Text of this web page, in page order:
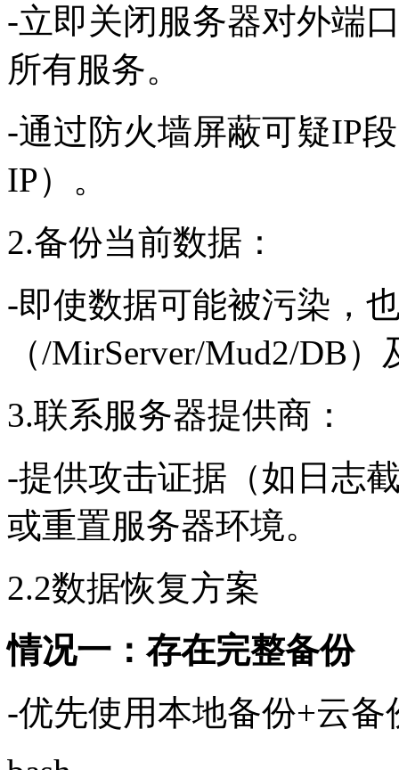
-立即关闭服务器对外端
所有服务。
-通过防火墙屏蔽可疑IP
IP）。
2.备份当前数据：
-即使数据可能被污染，
（/MirServer/Mud2/DB
3.联系服务器提供商：
-提供攻击证据（如日志
或重置服务器环境。
2.2数据恢复方案
情况一：存在完整备份
-优先使用本地备份+云备